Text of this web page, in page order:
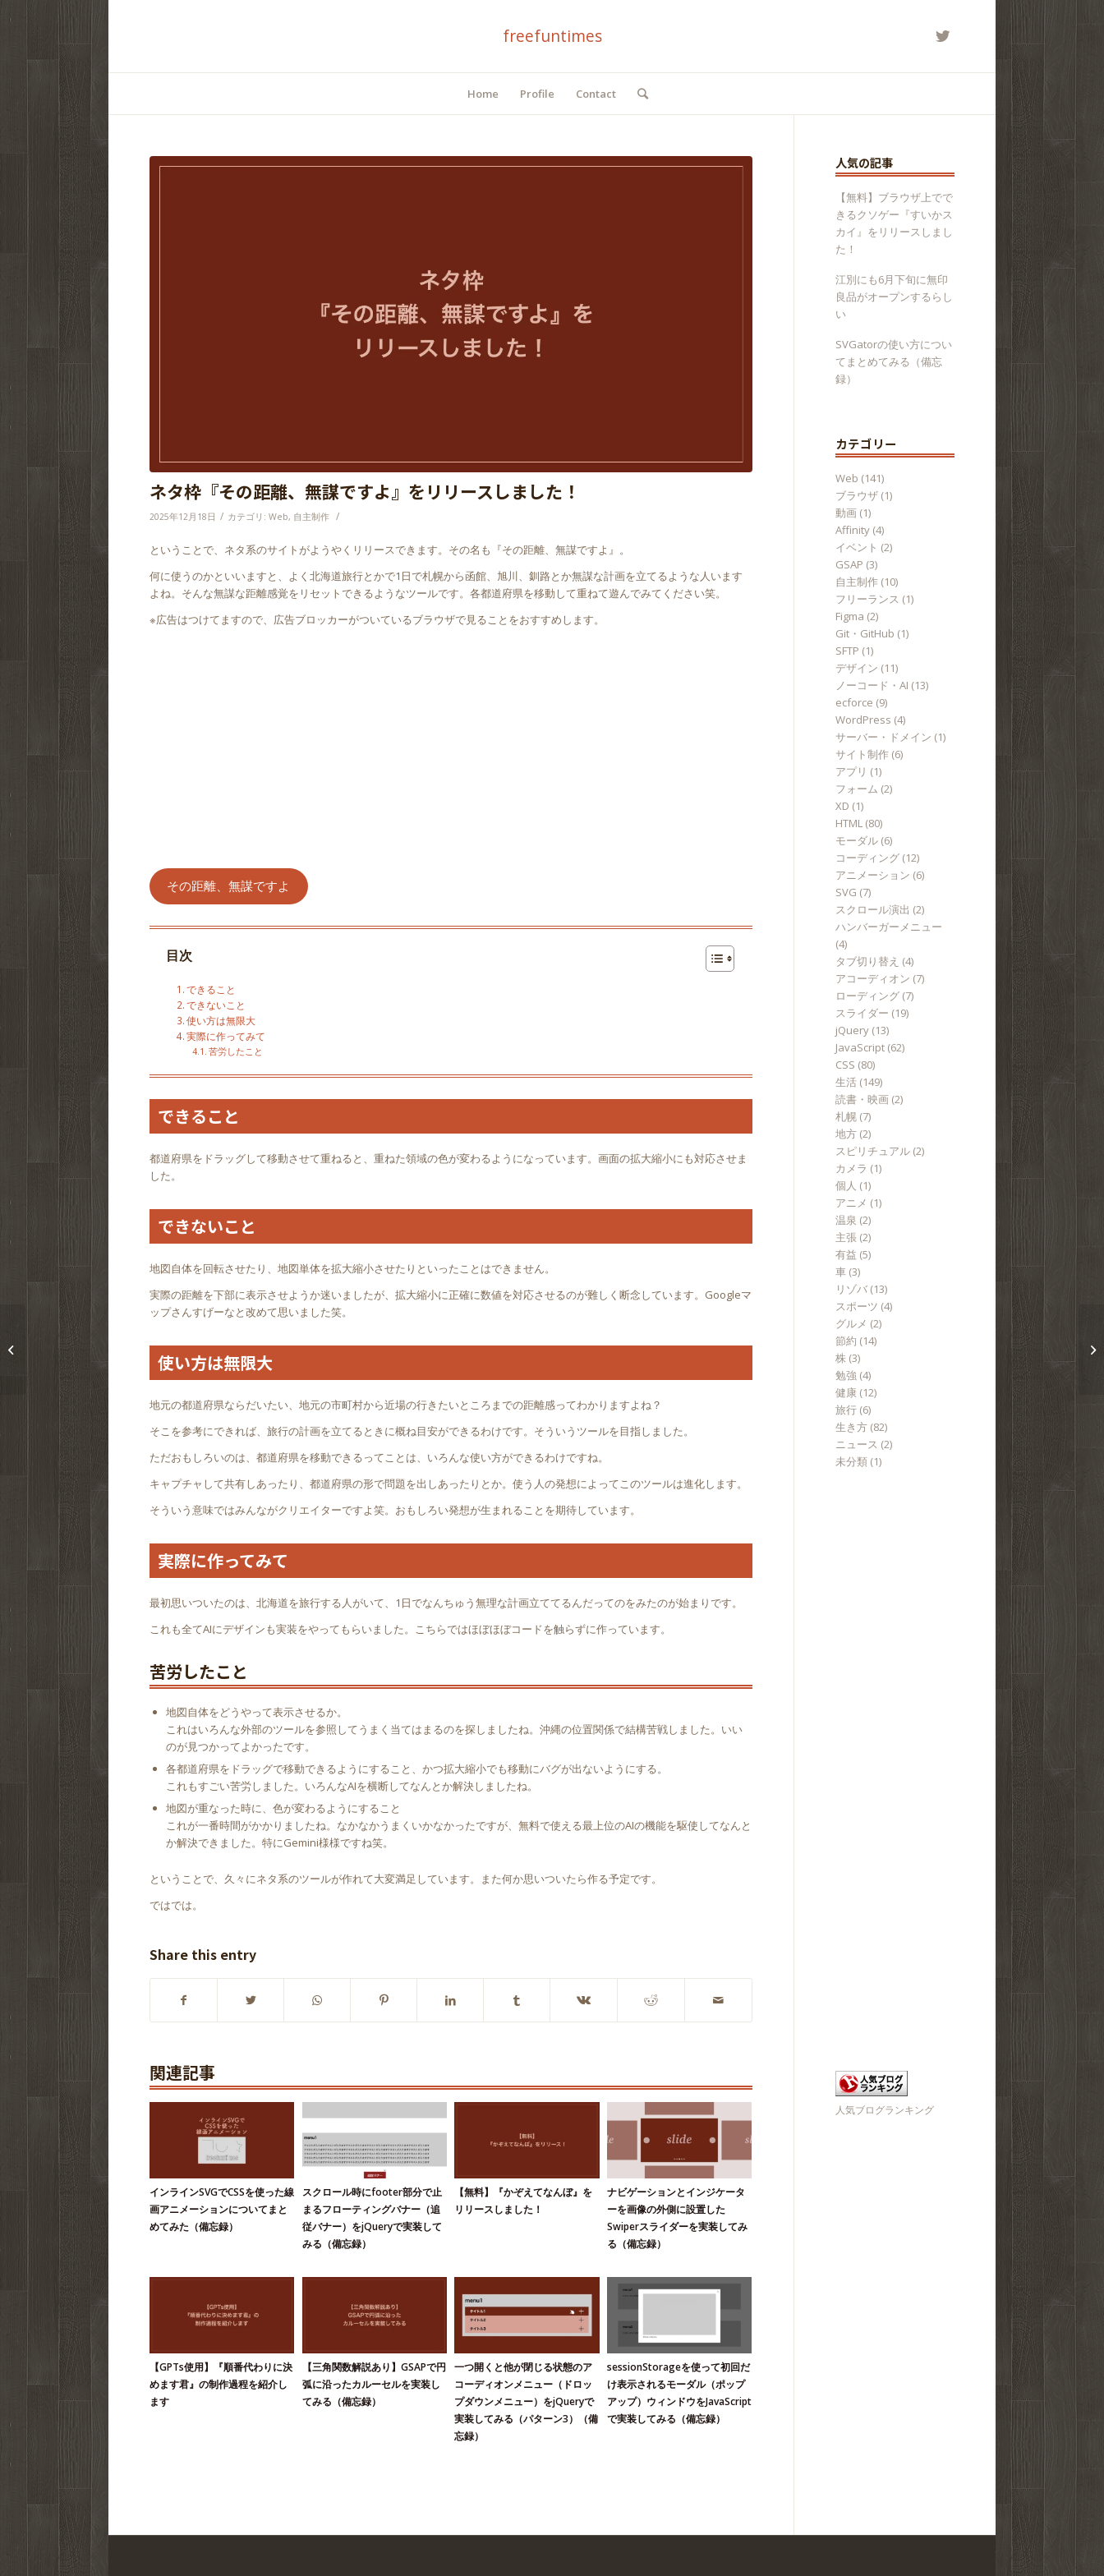
freefuntimes
Home Profile Contact
ネタ枠『その距離、無謀ですよ』をリリースしました！
2025年12月18日 / カテゴリ: Web, 自主制作 /
ということで、ネタ系のサイトがようやくリリースできます。その名も『その距離、無謀ですよ』。
何に使うのかといいますと、よく北海道旅行とかで1日で札幌から函館、旭川、釧路とか無謀な計画を立てるような人います
よね。そんな無謀な距離感覚をリセットできるようなツールです。各都道府県を移動して重ねて遊んでみてください笑。
※広告はつけてますので、広告ブロッカーがついているブラウザで見ることをおすすめします。
その距離、無謀ですよ
目次
できること
できないこと
使い方は無限大
実際に作ってみて
苦労したこと
できること
都道府県をドラッグして移動させて重ねると、重ねた領域の色が変わるようになっています。画面の拡大縮小にも対応させま
した。
できないこと
地図自体を回転させたり、地図単体を拡大縮小させたりといったことはできません。
実際の距離を下部に表示させようか迷いましたが、拡大縮小に正確に数値を対応させるのが難しく断念しています。Googleマ
ップさんすげーなと改めて思いました笑。
使い方は無限大
地元の都道府県ならだいたい、地元の市町村から近場の行きたいところまでの距離感ってわかりますよね？
そこを参考にできれば、旅行の計画を立てるときに概ね目安ができるわけです。そういうツールを目指しました。
ただおもしろいのは、都道府県を移動できるってことは、いろんな使い方ができるわけですね。
キャプチャして共有しあったり、都道府県の形で問題を出しあったりとか。使う人の発想によってこのツールは進化します。
そういう意味ではみんながクリエイターですよ笑。おもしろい発想が生まれることを期待しています。
実際に作ってみて
最初思いついたのは、北海道を旅行する人がいて、1日でなんちゅう無理な計画立ててるんだってのをみたのが始まりです。
これも全てAIにデザインも実装をやってもらいました。こちらではほぼほぼコードを触らずに作っています。
苦労したこと
地図自体をどうやって表示させるか。
これはいろんな外部のツールを参照してうまく当てはまるのを探しましたね。沖縄の位置関係で結構苦戦しました。いい
のが見つかってよかったです。
各都道府県をドラッグで移動できるようにすること、かつ拡大縮小でも移動にバグが出ないようにする。
これもすごい苦労しました。いろんなAIを横断してなんとか解決しましたね。
地図が重なった時に、色が変わるようにすること
これが一番時間がかかりましたね。なかなかうまくいかなかったですが、無料で使える最上位のAIの機能を駆使してなんと
か解決できました。特にGemini様様ですね笑。
ということで、久々にネタ系のツールが作れて大変満足しています。また何か思いついたら作る予定です。
ではでは。
Share this entry
関連記事
インラインSVGでCSSを使った線
画アニメーションについてまと
めてみた（備忘録）
スクロール時にfooter部分で止
まるフローティングバナー（追
従バナー）をjQueryで実装して
みる（備忘録）
【無料】『かぞえてなんぼ』を
リリースしました！
ナビゲーションとインジケータ
ーを画像の外側に設置した
Swiperスライダーを実装してみ
る（備忘録）
【GPTs使用】『順番代わりに決
めます君』の制作過程を紹介し
ます
【三角関数解説あり】GSAPで円
弧に沿ったカルーセルを実装し
てみる（備忘録）
一つ開くと他が閉じる状態のア
コーディオンメニュー（ドロッ
プダウンメニュー）をjQueryで
実装してみる（パターン3）（備
忘録）
sessionStorageを使って初回だ
け表示されるモーダル（ポップ
アップ）ウィンドウをJavaScript
で実装してみる（備忘録）
人気の記事
【無料】ブラウザ上でで
きるクソゲー『すいかス
カイ』をリリースしまし
た！
江別にも6月下旬に無印
良品がオープンするらし
い
SVGatorの使い方につい
てまとめてみる（備忘
録）
カテゴリー
Web (141)
ブラウザ (1)
動画 (1)
Affinity (4)
イベント (2)
GSAP (3)
自主制作 (10)
フリーランス (1)
Figma (2)
Git・GitHub (1)
SFTP (1)
デザイン (11)
ノーコード・AI (13)
ecforce (9)
WordPress (4)
サーバー・ドメイン (1)
サイト制作 (6)
アプリ (1)
フォーム (2)
XD (1)
HTML (80)
モーダル (6)
コーディング (12)
アニメーション (6)
SVG (7)
スクロール演出 (2)
ハンバーガーメニュー
(4)
タブ切り替え (4)
アコーディオン (7)
ローディング (7)
スライダー (19)
jQuery (13)
JavaScript (62)
CSS (80)
生活 (149)
読書・映画 (2)
札幌 (7)
地方 (2)
スピリチュアル (2)
カメラ (1)
個人 (1)
アニメ (1)
温泉 (2)
主張 (2)
有益 (5)
車 (3)
リゾバ (13)
スポーツ (4)
グルメ (2)
節約 (14)
株 (3)
勉強 (4)
健康 (12)
旅行 (6)
生き方 (82)
ニュース (2)
未分類 (1)
人気ブログランキング
来年のリゾバに向けて
の反省点をあげてみる